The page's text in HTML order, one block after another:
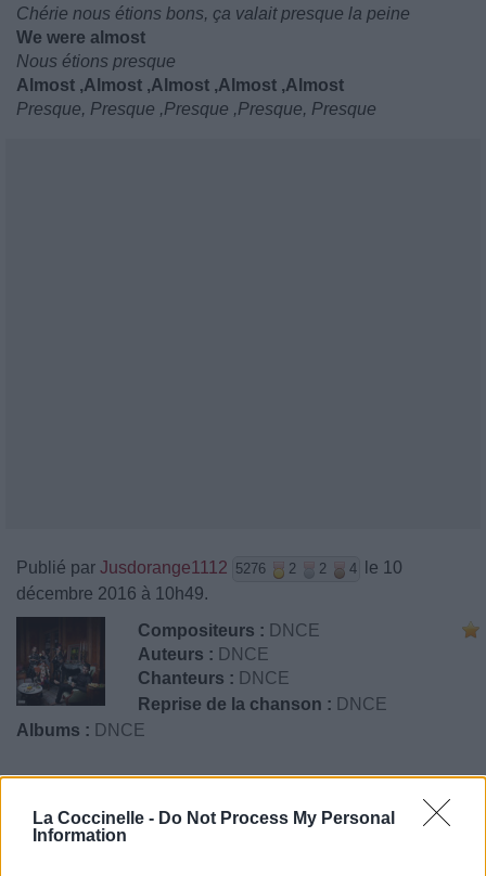
La Coccinelle - Do Not Process My Personal
Information
Chérie nous étions bons, ça valait presque la peine
We were almost
Nous étions presque
Almost ,Almost ,Almost ,Almost ,Almost
Presque, Presque ,Presque ,Presque, Presque
Publié par Jusdorange1112 5276 2 2 4
le 10
décembre 2016 à 10h49.
Compositeurs : DNCE
Auteurs : DNCE
Chanteurs : DNCE
Reprise de la chanson : DNCE
Albums : DNCE
⇑
Paroles + Traduction Téléchargement
Vidéos
Commentaires